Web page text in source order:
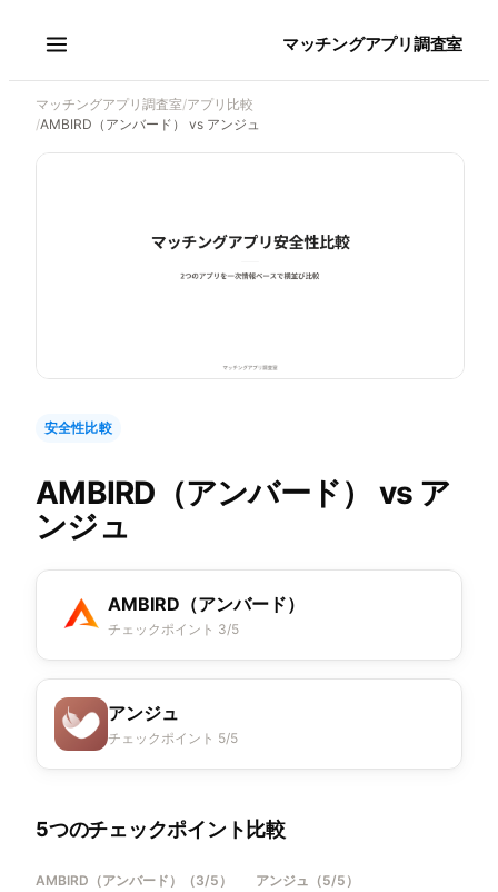
マッチングアプリ調査室
マッチングアプリ調査室/アプリ比較
/AMBIRD（アンバード） vs アンジュ
安全性比較
AMBIRD（アンバード） vs ア
ンジュ
AMBIRD（アンバード）
チェックポイント 3/5
アンジュ
チェックポイント 5/5
5つのチェックポイント比較
AMBIRD（アンバード） （3/5 ） アンジュ （5/5 ）